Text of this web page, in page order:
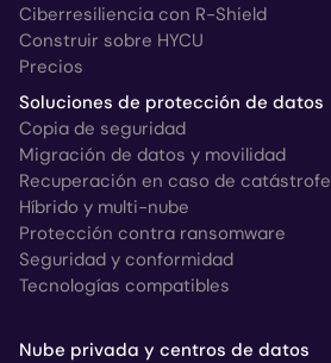
Ciberresiliencia con R-Shield
Construir sobre HYCU
Precios
Soluciones de protección de datos
Copia de seguridad
Migración de datos y movilidad
Recuperación en caso de catástrofe
Híbrido y multi-nube
Protección contra ransomware
Seguridad y conformidad
Tecnologías compatibles
Nube privada y centros de datos